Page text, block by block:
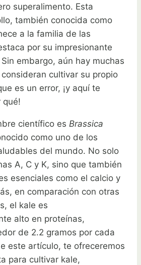
superalimento. Esta
también conocida como
a la familia de las
por su impresionante
embargo, aún hay muchas
cultivar su propio
es un error, ¡y aquí te
qué!
científico es Brassica
como uno de los
del mundo. No solo
A, C y K, sino que también
esenciales como el calcio y
en comparación con otras
el kale es
alto en proteínas,
de 2.2 gramos por cada
este artículo, te ofreceremos
para cultivar kale,